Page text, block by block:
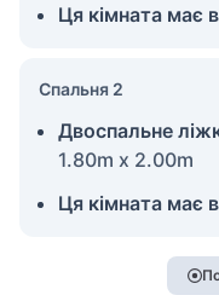
Ця кімната має
Спальня 2
Двоспальне
1.80m x 2.00m
Ця кімната має